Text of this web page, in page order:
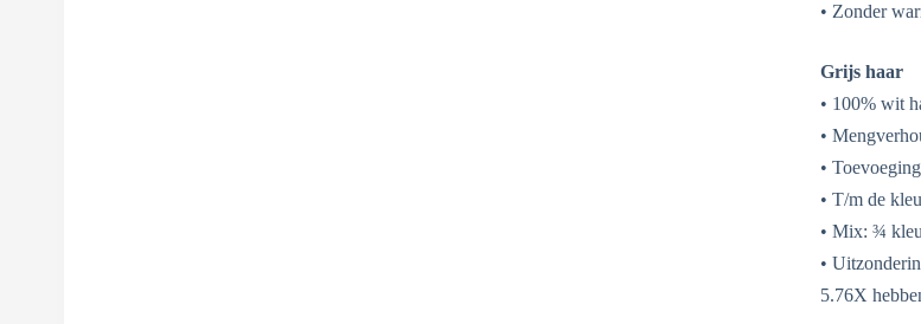
• Zonder
Grijs haar
• 100% wit
•
•
• T/m de
• Mix: ¾
•
5.76X